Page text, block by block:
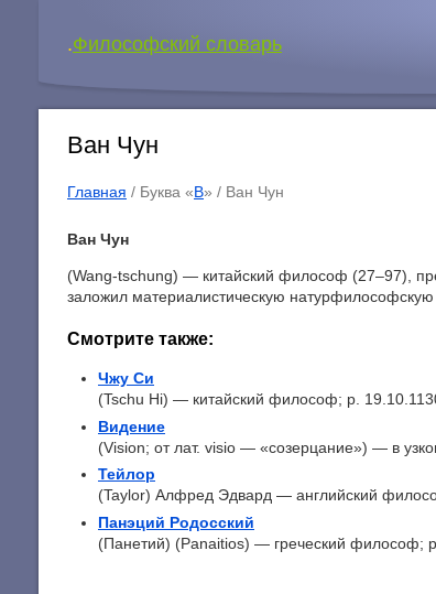
.Философский словарь
Ван Чун
Главная / Буква «В» / Ван Чун
Ван Чун
(Wang-tschung) — китайский философ (27–97),
заложил материалистическую
Смотрите также:
Чжу Си
(Tschu Hi) — китайский философ; р.
Видение
(Vision; от лат. visio — «созерцание») — в
Тейлор
(Taylor) Алфред Эдвард — английский
Панэций Родосский
(Панетий) (Panaitios) — греческий философ;